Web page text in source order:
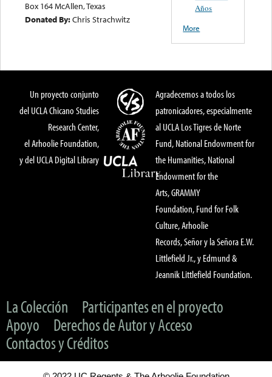
Box 164 McAllen, Texas
Donated By:Chris Strachwitz
Años
More
Un proyecto conjunto
del UCLA Chicano Studies
Research Center,
el Arhoolie Foundation,
y del UCLA Digital Library
Agradecemos a todos los
patronicadores, especialmente
al UCLA Los Tigres de Norte
Fund, National Endowment for
the Humanities, National
Endowment for the
Arts, GRAMMY
Foundation, Fund for Folk
Culture, Arhoolie
Records, Señor y la Señora E.W.
Littlefield Jr., y Edmund &
Jeannik Littlefield Foundation.
La Colección
Participantes en el proyecto
Apoyo
Derechos de Autor y Acceso
Contactos y Créditos